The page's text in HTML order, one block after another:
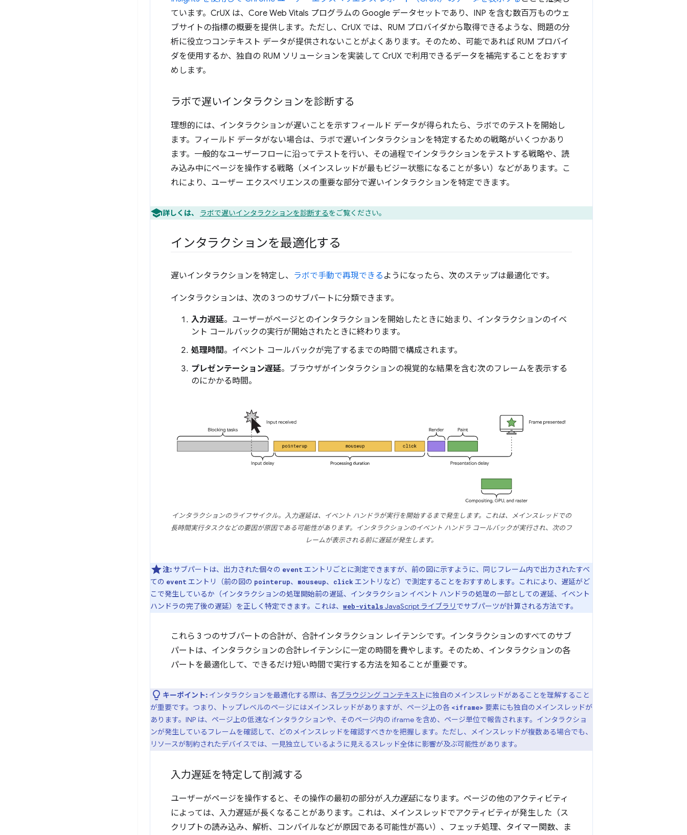
ています。CrUX は、Core Web Vitals プログラムの Google データセットであり、INP を含む数百万ものウェ
ブサイトの指標の概要を提供します。ただし、CrUX では、RUM プロバイダから取得できるような、問題の分
析に役立つコンテキスト データが提供されないことがよくあります。そのため、可能であれば RUM プロバイ
ダを使用するか、独自の RUM ソリューションを実装して CrUX で利用できるデータを補完することをおすす
めします。
ラボで遅いインタラクションを診断する
理想的には、インタラクションが遅いことを示すフィールド データが得られたら、ラボでのテストを開始し
ます。フィールド データがない場合は、ラボで遅いインタラクションを特定するための戦略がいくつかあり
ます。一般的なユーザーフローに沿ってテストを行い、その過程でインタラクションをテストする戦略や、読
み込み中にページを操作する戦略（メインスレッドが最もビジー状態になることが多い）などがあります。こ
れにより、ユーザー エクスペリエンスの重要な部分で遅いインタラクションを特定できます。
詳しくは、 ラボで遅いインタラクションを診断するをご覧ください。
インタラクションを最適化する
遅いインタラクションを特定し、 ラボで手動で再現できる ようになったら、次のステップは最適化です。
インタラクションは、次の 3 つのサブパートに分類できます。
入力遅延。ユーザーがページとのインタラクションを開始したときに始まり、インタラクションのイベ
ント コールバックの実行が開始されたときに終わります。
処理時間。イベント コールバックが完了するまでの時間で構成されます。
プレゼンテーション遅延。ブラウザがインタラクションの視覚的な結果を含む次のフレームを表示する
のにかかる時間。
インタラクションのライフサイクル。入力遅延は、イベント ハンドラが実行を開始するまで発生します。これは、メインスレッドでの
長時間実行タスクなどの要因が原因である可能性があります。インタラクションのイベント ハンドラ コールバックが実行され、次のフ
レームが表示される前に遅延が発生します。
注: サブパートは、出力された個々の event エントリごとに測定できますが、前の図に示すように、同じフレーム内で出力されたすべ
ての event エントリ（前の図の pointerup、 mouseup、 click エントリなど）で測定することをおすすめします。これにより、遅延がど
こで発生しているか（インタラクションの処理開始前の遅延、インタラクション イベント ハンドラの処理の一部としての遅延、イベント
ハンドラの完了後の遅延）を正しく特定できます。これは、 web-vitals JavaScript ライブラリ でサブパーツが計算される方法です。
これら 3 つのサブパートの合計が、合計インタラクション レイテンシです。インタラクションのすべてのサブ
パートは、インタラクションの合計レイテンシに一定の時間を費やします。そのため、インタラクションの各
パートを最適化して、できるだけ短い時間で実行する方法を知ることが重要です。
キーポイント: インタラクションを最適化する際は、各ブラウジング コンテキスト に独自のメインスレッドがあることを理解すること
が重要です。つまり、トップレベルのページにはメインスレッドがありますが、ページ上の各 <iframe> 要素にも独自のメインスレッドが
あります。INP は、ページ上の低速なインタラクションや、そのページ内の iframe を含め、ページ単位で報告されます。インタラクショ
ンが発生しているフレームを確認して、どのメインスレッドを確認すべきかを把握します。ただし、メインスレッドが複数ある場合でも、
リソースが制約されたデバイスでは、一見独立しているように見えるスレッド全体に影響が及ぶ可能性があります。
入力遅延を特定して削減する
ユーザーがページを操作すると、その操作の最初の部分が入力遅延になります。ページの他のアクティビティ
によっては、入力遅延が長くなることがあります。これは、メインスレッドでアクティビティが発生した（ス
クリプトの読み込み、解析、コンパイルなどが原因である可能性が高い）、フェッチ処理、タイマー関数、ま